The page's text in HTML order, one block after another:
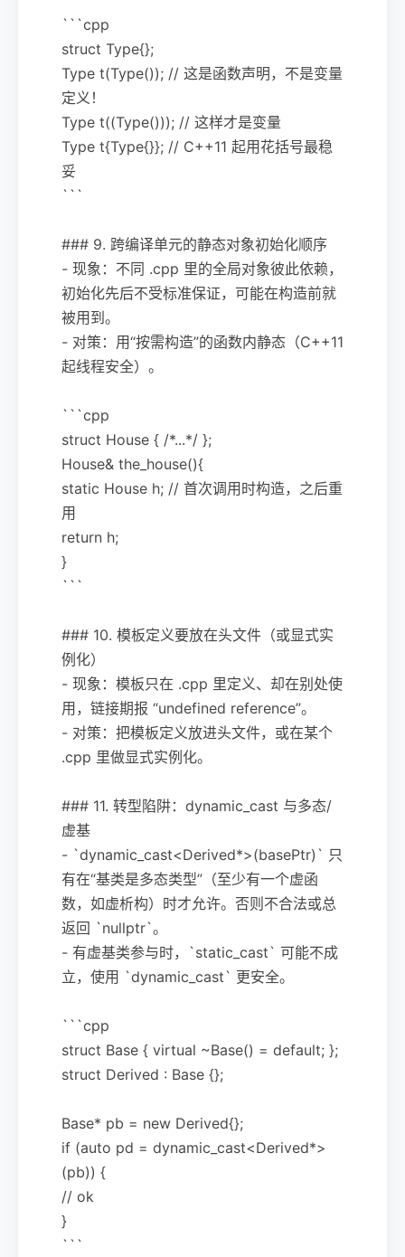
```cpp
struct Type{};
Type t(Type()); // 这是函数声明，不是变量
定义！
Type t((Type())); // 这样才是变量
Type t{Type{}}; // C++11 起用花括号最稳
妥
```
### 9. 跨编译单元的静态对象初始化顺序
- 现象：不同 .cpp 里的全局对象彼此依赖，
初始化先后不受标准保证，可能在构造前就
被用到。
- 对策：用“按需构造”的函数内静态（C++11
起线程安全）。
```cpp
struct House { /*...*/ };
House& the_house(){
static House h; // 首次调用时构造，之后重
用
return h;
}
```
### 10. 模板定义要放在头文件（或显式实
例化）
- 现象：模板只在 .cpp 里定义、却在别处使
用，链接期报 “undefined reference”。
- 对策：把模板定义放进头文件，或在某个
.cpp 里做显式实例化。
### 11. 转型陷阱：dynamic_cast 与多态/
虚基
- `dynamic_cast<Derived*>(basePtr)` 只
有在“基类是多态类型”（至少有一个虚函
数，如虚析构）时才允许。否则不合法或总
返回 `nullptr`。
- 有虚基类参与时，`static_cast` 可能不成
立，使用 `dynamic_cast` 更安全。
```cpp
struct Base { virtual ~Base() = default; };
struct Derived : Base {};
Base* pb = new Derived{};
if (auto pd = dynamic_cast<Derived*>
(pb)) {
// ok
}
```